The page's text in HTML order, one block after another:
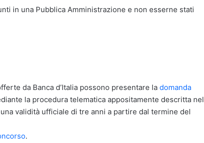
in una Pubblica Amministrazione e non esserne stati
da Banca d’Italia possono presentare la domanda
la procedura telematica appositamente descritta nel
validità ufficiale di tre anni a partire dal termine del
.